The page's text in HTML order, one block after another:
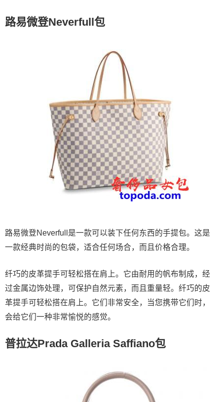
路易微登Neverfull包
路易微登Neverfull是一款可以装下任何东西的手提包。这是
一款经典时尚的包袋，适合任何场合，而且价格合理。
纤巧的皮革提手可轻松搭在肩上。它由耐用的帆布制成，经
过金属边饰处理，可保护自然元素，而且重量轻。纤巧的皮
革提手可轻松搭在肩上。它们非常安全，当您携带它们时，
会给它们一种非常愉悦的感觉。
普拉达Prada Galleria Saffiano包